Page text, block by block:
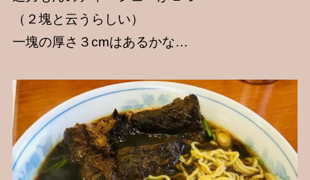
（２塊と云うらしい）
一塊の厚さ３cmはあるかな…